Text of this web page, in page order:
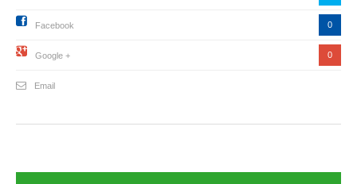
Facebook 0
Google + 0
Email